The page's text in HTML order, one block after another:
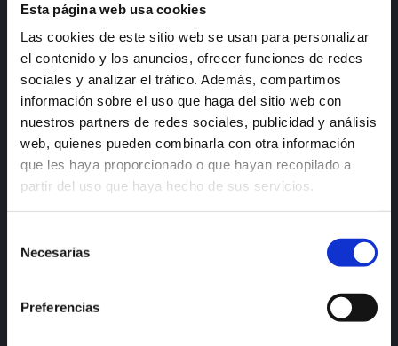
Esta página web usa cookies
Las cookies de este sitio web se usan para personalizar
el contenido y los anuncios, ofrecer funciones de redes
sociales y analizar el tráfico. Además, compartimos
información sobre el uso que haga del sitio web con
nuestros partners de redes sociales, publicidad y análisis
web, quienes pueden combinarla con otra información
que les haya proporcionado o que hayan recopilado a
partir del uso que haya hecho de sus servicios.
Necesarias
Preferencias
Conoce todas
nuestras líneas
LÍNEA ACCIÓN